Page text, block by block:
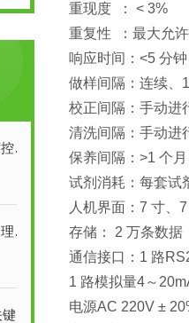
法
性
用
重现度 ： < 3%
重复性 ：最大允
响应时间：<5 分钟
做样间隔：连续、
校正间隔：手动进
清洗间隔：手动进
保养间隔：>1 个
试剂消耗：每套试
人机界面：7 寸、
存储： 2 万条数据
通信接口：1 路
1 路模拟量4～
电源AC 220V ±